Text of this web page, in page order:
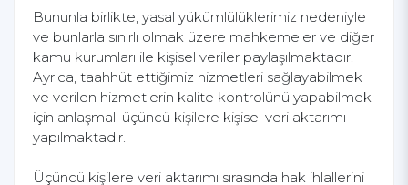
Bununla birlikte, yasal yükümlülüklerimiz nedeniyle
ve bunlarla sınırlı olmak üzere mahkemeler ve diğer
kamu kurumları ile kişisel veriler paylaşılmaktadır.
Ayrıca, taahhüt ettiğimiz hizmetleri sağlayabilmek
ve verilen hizmetlerin kalite kontrolünü yapabilmek
için anlaşmalı üçüncü kişilere kişisel veri aktarımı
yapılmaktadır.
Üçüncü kişilere veri aktarımı sırasında hak ihlallerini